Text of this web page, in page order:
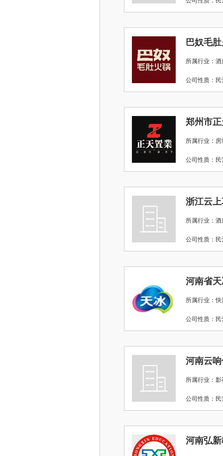
巴奴毛
所属行业：酒
公司性质
郑州市
所属行业：
公司性质
浙江云
所属行业：酒
公司性质
河南省
所属行业：
公司性质
河南云
所属行业：
公司性质
河南弘